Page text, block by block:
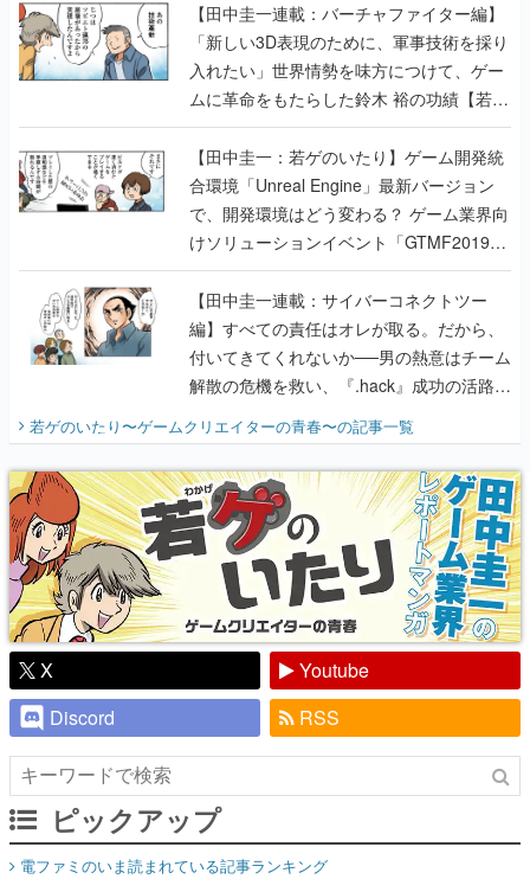
【田中圭一連載：バーチャファイター編】
「新しい3D表現のために、軍事技術を採り
入れたい」世界情勢を味方につけて、ゲー
ムに革命をもたらした鈴木 裕の功績【若ゲ
のいたり】
【田中圭一：若ゲのいたり】ゲーム開発統
合環境「Unreal Engine」最新バージョン
で、開発環境はどう変わる？ ゲーム業界向
けソリューションイベント「GTMF2019」
に行って、より理解を深めよう【PR】
【田中圭一連載：サイバーコネクトツー
編】すべての責任はオレが取る。だから、
付いてきてくれないか──男の熱意はチーム
解散の危機を救い、『.hack』成功の活路を
開く。業界の快男児・松山 洋に流れる血は
『少年ジャンプ』色だった【若ゲのいた
り】
若ゲのいたり〜ゲームクリエイターの青春〜の記事一覧
X
Youtube
Discord
RSS
ピックアップ
電ファミのいま読まれている記事ランキング